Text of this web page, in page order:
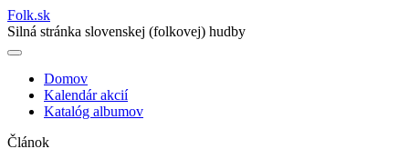
Folk.sk
Silná stránka slovenskej (folkovej) hudby
Main
navigation
Domov
Kalendár akcií
Katalóg albumov
Článok